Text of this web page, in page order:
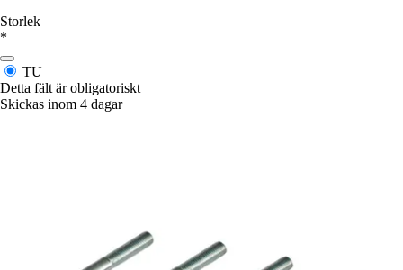
Storlek
*
TU
Detta fält är obligatoriskt
Skickas inom 4 dagar